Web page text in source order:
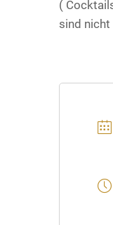
(
sind nicht